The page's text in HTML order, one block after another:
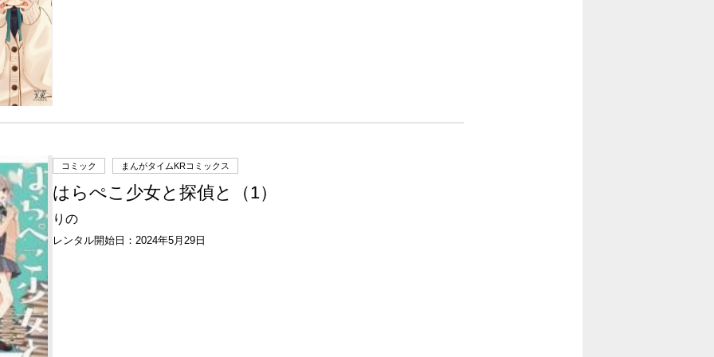
コミック まんがタイムKRコミックス
はらぺこ少女と探偵と（1）
りの
レンタル開始日：2024年5月29日